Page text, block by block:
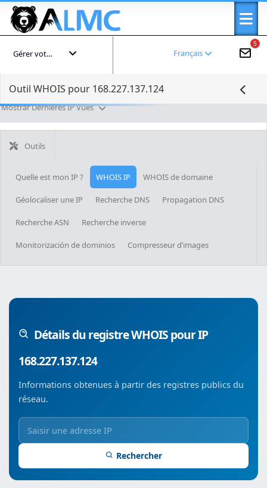
5
Français
Gérer votre compte
Outil WHOIS pour 168.227.137.124
Mostrar Dernières IP Vues
Outils
Quelle est mon IP ? WHOIS IP WHOIS de domaine
Géolocaliser une IP Recherche DNS Propagation DNS
Recherche ASN Recherche inverse
Monitorización de dominios Compresseur d’images
Détails du registre WHOIS pour IP
168.227.137.124
Informations obtenues à partir des registres publics du
réseau.
Rechercher